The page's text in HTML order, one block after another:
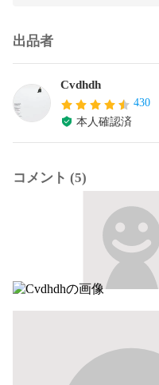
出品者
Cvdhdh
430
本人確認済
コメント (5)